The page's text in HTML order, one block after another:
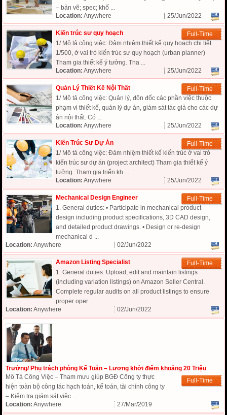
– bản vẽ; spec; khố ...
Location: Anywhere 25/Jun/2022
Kiến trúc sư quy hoạch
Full-Time
1/ Mô tả công việc: Đảm nhiệm thiết kế quy hoạch chi tiết
1/500, ở vai trò kiến trúc sư quy hoạch (urban planner)
Tham gia thiết kế ý tưởng. Tha ...
Location: Anywhere 25/Jun/2022
Quản Lý Thiết Kế Nội Thất
Full-Time
1/ Mô tả công việc: Quản lý, đôn đốc các phần việc thuộc
phạm vi thiết kế, quản lý dự án, giám sát tác giả cho các dự
án nội thất. Có ...
Location: Anywhere 25/Jun/2022
Kiến Trúc Sư Dự Án
Full-Time
1/ Mô tả công việc: Đảm nhiệm thiết kế kiến trúc ở vai trò
kiến trúc sư dự án (project architect) Tham gia thiết kế ý
tưởng. Tham gia triển kh ...
Location: Anywhere 25/Jun/2022
Mechanical Design Engineer
Full-Time
1. General duties: • Participate in mechanical product
design including product specifications, 3D CAD design,
and detailed product drawings. • Design or re-design
mechanical d ...
Location: Anywhere 02/Jun/2022
Amazon Listing Specialist
Full-Time
1. General duties: Upload, edit and maintain listings
(including variation listings) on Amazon Seller Central.
Complete regular audits on all product listings to ensure
proper oper ...
Location: Anywhere 02/Jun/2022
Trưởng/ Phụ trách phòng Kế Toán – Lương khởi điểm khoảng 20 Triệu
Full-Time
Mô Tả Công Việc – Tham mưu giúp BGĐ Công ty thực
hiện toàn bộ công tác hạch toán, kế toán, tài chính công ty
– Kiểm tra giám sát việc ...
Location: Anywhere 27/Mar/2019